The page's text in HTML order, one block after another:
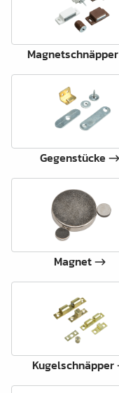
Magnetschnäpper
Gegenstücke
Magnet
Kugelschnäpper